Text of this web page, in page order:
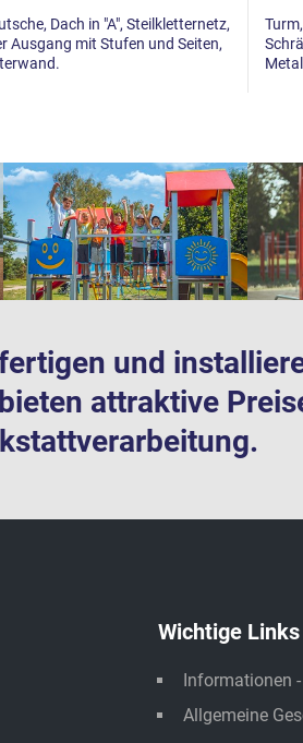
Dach in "A", Steilkletternetz,
Ausgang mit Stufen und Seiten,
und
attraktive
Wichtige Links
Informationen -
Allgemeine